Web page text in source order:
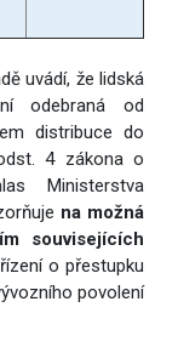
uvádí, že lidská
odebraná od
distribuce do
4 zákona o
Ministerstva
na možná
souvisejících
o přestupku
povolení